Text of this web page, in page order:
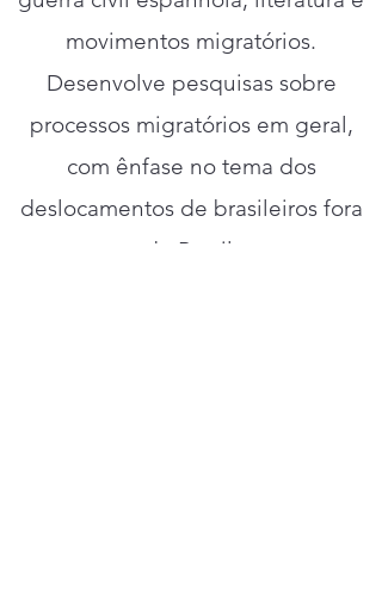
movimentos migratórios.
Desenvolve pesquisas sobre
processos migratórios em geral,
com ênfase no tema dos
deslocamentos de brasileiros fora
do Brasil.